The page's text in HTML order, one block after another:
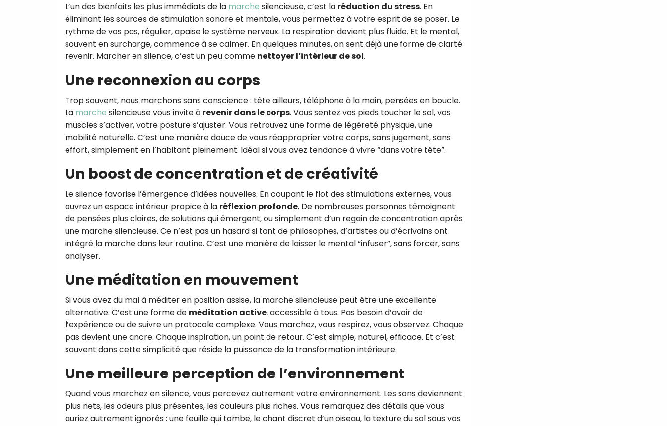
L’un des bienfaits les plus immédiats de la marche silencieuse, c’est la réduction du stress. En
éliminant les sources de stimulation sonore et mentale, vous permettez à votre esprit de se poser. Le
rythme de vos pas, régulier, apaise le système nerveux. La respiration devient plus fluide. Et le mental,
souvent en surcharge, commence à se calmer. En quelques minutes, on sent déjà une forme de clarté
revenir. Marcher en silence, c’est un peu comme nettoyer l’intérieur de soi.
Une reconnexion au corps
Trop souvent, nous marchons sans conscience : tête ailleurs, téléphone à la main, pensées en boucle.
La marche silencieuse vous invite à revenir dans le corps. Vous sentez vos pieds toucher le sol, vos
muscles s’activer, votre posture s’ajuster. Vous retrouvez une forme de légèreté physique, une
mobilité naturelle. C’est une manière douce de vous réapproprier votre corps, sans jugement, sans
effort, simplement en l’habitant pleinement. Idéal si vous avez tendance à vivre “dans votre tête”.
Un boost de concentration et de créativité
Le silence favorise l’émergence d’idées nouvelles. En coupant le flot des stimulations externes, vous
ouvrez un espace intérieur propice à la réflexion profonde. De nombreuses personnes témoignent
de pensées plus claires, de solutions qui émergent, ou simplement d’un regain de concentration après
une marche silencieuse. Ce n’est pas un hasard si tant de philosophes, d’artistes ou d’écrivains ont
intégré la marche dans leur routine. C’est une manière de laisser le mental “infuser”, sans forcer, sans
analyser.
Une méditation en mouvement
Si vous avez du mal à méditer en position assise, la marche silencieuse peut être une excellente
alternative. C’est une forme de méditation active, accessible à tous. Pas besoin d’avoir de
l’expérience ou de suivre un protocole complexe. Vous marchez, vous respirez, vous observez. Chaque
pas devient une ancre. Chaque inspiration, un point de retour. C’est simple, naturel, efficace. Et c’est
souvent dans cette simplicité que réside la puissance de la transformation intérieure.
Une meilleure perception de l’environnement
Quand vous marchez en silence, vous percevez autrement votre environnement. Les sons deviennent
plus nets, les odeurs plus présentes, les couleurs plus riches. Vous remarquez des détails que vous
auriez autrement ignorés : une feuille qui tombe, le chant discret d’un oiseau, la texture du sol sous vos